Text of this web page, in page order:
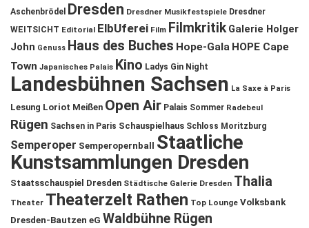
Aschenbrödel
Dresden Dresdner Musikfestspiele Dresdner
WEITSICHT Editorial ElbUferei Film Filmkritik Galerie Holger
John Genuss Haus des Buches Hope-Gala HOPE Cape
Town Japanisches Palais Kino Ladys Gin Night
Landesbühnen Sachsen La Saxe à Paris
Lesung Loriot Meißen Open Air Palais Sommer Radebeul
Rügen Sachsen in Paris Schauspielhaus Schloss Moritzburg
Semperoper Semperopernball
Staatliche
Kunstsammlungen Dresden
Staatsschauspiel Dresden Städtische Galerie Dresden Thalia
Theater Theaterzelt Rathen Top Lounge Volksbank
Dresden-Bautzen eG Waldbühne Rügen